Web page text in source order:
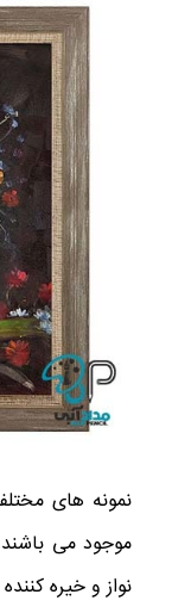
نمونه های
موجود می
نواز و خیره